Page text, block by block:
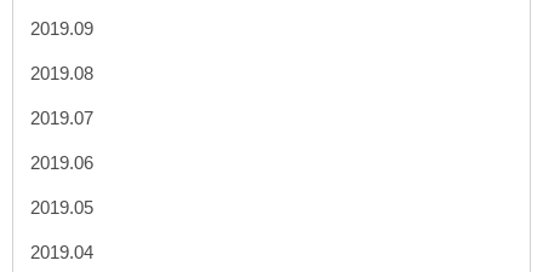
2019.09
2019.08
2019.07
2019.06
2019.05
2019.04